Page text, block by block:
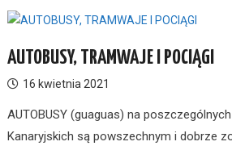
AUTOBUSY, TRAMWAJE I POCIĄGI
16 kwietnia 2021
AUTOBUSY (guaguas) na
Kanaryjskich są powszechnym i dobrze